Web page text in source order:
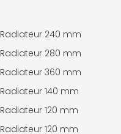
Radiateur 240 mm
Radiateur 280 mm
Radiateur 360 mm
Radiateur 140 mm
Radiateur 120 mm
Radiateur 120 mm